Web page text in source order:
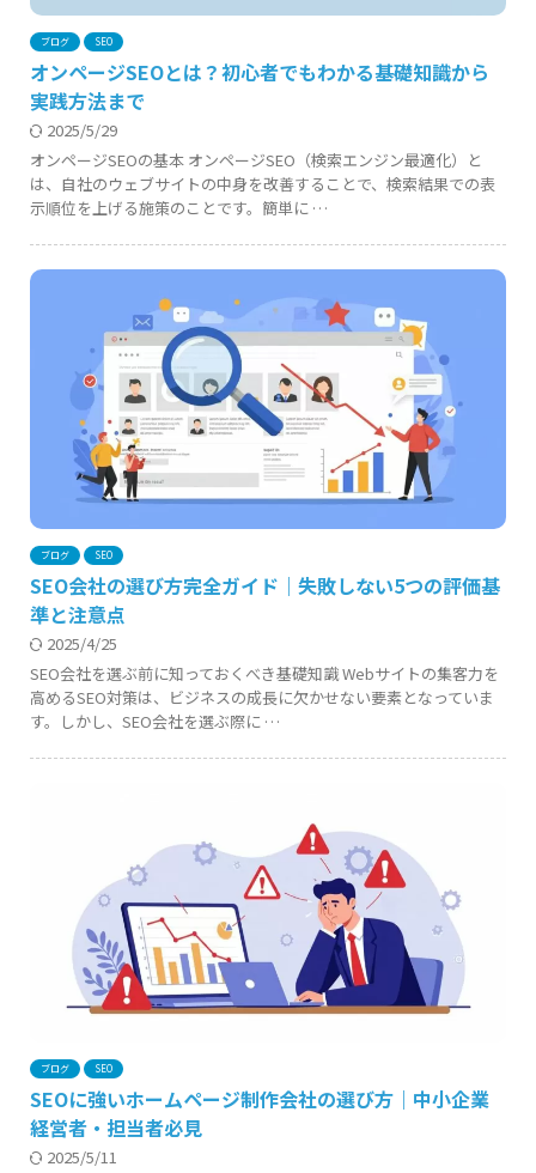
ブログ SEO
オンページSEOとは？初心者でもわかる基礎知識から
実践方法まで
2025/5/29
オンページSEOの基本 オンページSEO（検索エンジン最適化）と
は、自社のウェブサイトの中身を改善することで、検索結果での表
示順位を上げる施策のことです。簡単に …
ブログ SEO
SEO会社の選び方完全ガイド｜失敗しない5つの評価基
準と注意点
2025/4/25
SEO会社を選ぶ前に知っておくべき基礎知識 Webサイトの集客力を
高めるSEO対策は、ビジネスの成長に欠かせない要素となっていま
す。しかし、SEO会社を選ぶ際に …
ブログ SEO
SEOに強いホームページ制作会社の選び方｜中小企業
経営者・担当者必見
2025/5/11